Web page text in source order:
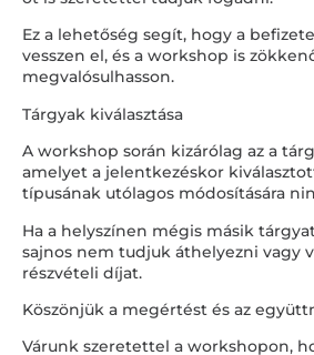
Ez a lehetőség segít, hogy a
vesszen el, és a workshop is
megvalósulhasson.
Tárgyak kiválasztása
A workshop során kizárólag az a
amelyet a jelentkezéskor
típusának utólagos módosítására
Ha a helyszínen mégis másik
sajnos nem tudjuk áthelyezni vagy
részvételi díjat.
Köszönjük a megértést és az
Várunk szeretettel a workshopon,